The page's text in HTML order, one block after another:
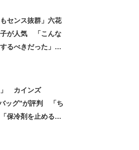
センス抜群」六花
子が人気 「こんな
るべきだった」
」 カインズ
ッグ”が評判 「ち
保冷剤を止めるベ